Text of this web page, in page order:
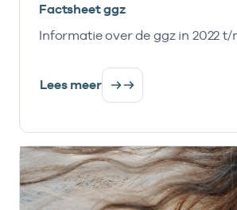
Factsheet ggz
Informatie over de ggz in 2022 t/
Lees meer